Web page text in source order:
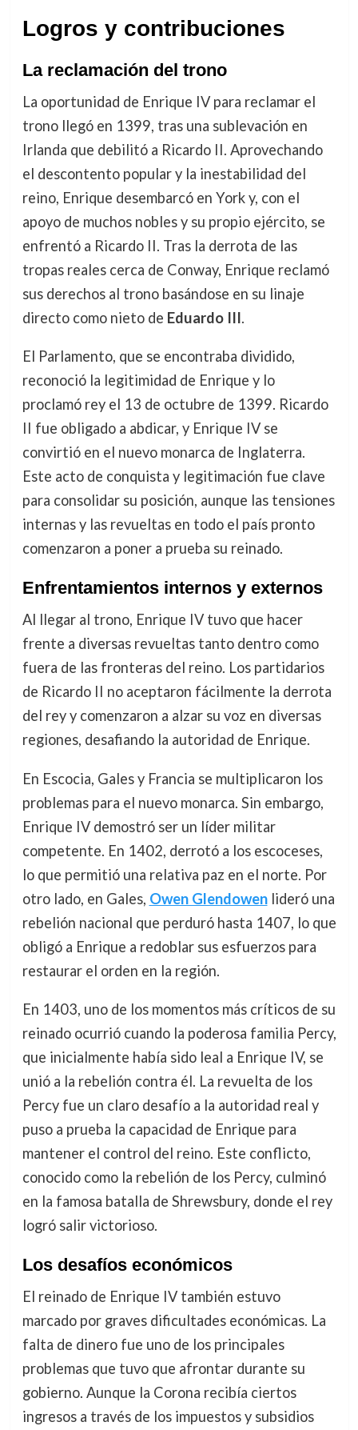
Logros y contribuciones
La reclamación del trono
La oportunidad de Enrique IV para reclamar el
trono llegó en 1399, tras una sublevación en
Irlanda que debilitó a Ricardo II. Aprovechando
el descontento popular y la inestabilidad del
reino, Enrique desembarcó en York y, con el
apoyo de muchos nobles y su propio ejército, se
enfrentó a Ricardo II. Tras la derrota de las
tropas reales cerca de Conway, Enrique reclamó
sus derechos al trono basándose en su linaje
directo como nieto de Eduardo III.
El Parlamento, que se encontraba dividido,
reconoció la legitimidad de Enrique y lo
proclamó rey el 13 de octubre de 1399. Ricardo
II fue obligado a abdicar, y Enrique IV se
convirtió en el nuevo monarca de Inglaterra.
Este acto de conquista y legitimación fue clave
para consolidar su posición, aunque las tensiones
internas y las revueltas en todo el país pronto
comenzaron a poner a prueba su reinado.
Enfrentamientos internos y externos
Al llegar al trono, Enrique IV tuvo que hacer
frente a diversas revueltas tanto dentro como
fuera de las fronteras del reino. Los partidarios
de Ricardo II no aceptaron fácilmente la derrota
del rey y comenzaron a alzar su voz en diversas
regiones, desafiando la autoridad de Enrique.
En Escocia, Gales y Francia se multiplicaron los
problemas para el nuevo monarca. Sin embargo,
Enrique IV demostró ser un líder militar
competente. En 1402, derrotó a los escoceses,
lo que permitió una relativa paz en el norte. Por
otro lado, en Gales, Owen Glendowenlideró una
rebelión nacional que perduró hasta 1407, lo que
obligó a Enrique a redoblar sus esfuerzos para
restaurar el orden en la región.
En 1403, uno de los momentos más críticos de su
reinado ocurrió cuando la poderosa familia Percy,
que inicialmente había sido leal a Enrique IV, se
unió a la rebelión contra él. La revuelta de los
Percy fue un claro desafío a la autoridad real y
puso a prueba la capacidad de Enrique para
mantener el control del reino. Este conflicto,
conocido como la rebelión de los Percy, culminó
en la famosa batalla de Shrewsbury, donde el rey
logró salir victorioso.
Los desafíos económicos
El reinado de Enrique IV también estuvo
marcado por graves dificultades económicas. La
falta de dinero fue uno de los principales
problemas que tuvo que afrontar durante su
gobierno. Aunque la Corona recibía ciertos
ingresos a través de los impuestos y subsidios